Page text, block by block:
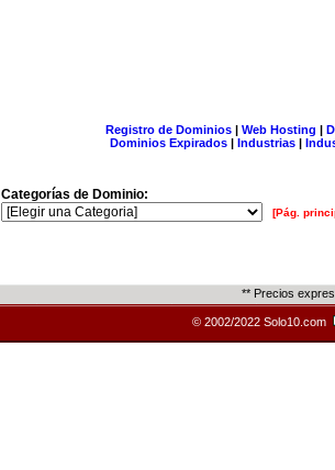
Registro de Dominios| Web Hosting |
Dominios Expirados | Industrias |
Categorías de Dominio:
[Pág.
** Precios
© 2002/2022 Solo10.com